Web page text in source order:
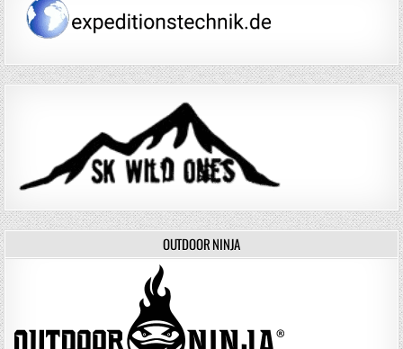
OUTDOOR NINJA